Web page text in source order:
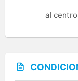
al